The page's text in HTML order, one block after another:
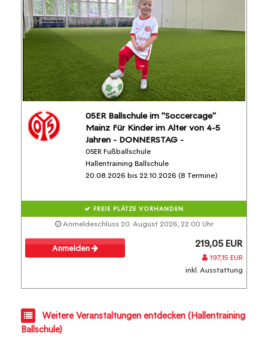
05ER Ballschule im "Soccercage"
Mainz Für Kinder im Alter von 4-5
Jahren - DONNERSTAG -
05ER Fußballschule
Hallentraining Ballschule
20.08.2026 bis 22.10.2026 (8 Termine)
FREIE PLÄTZE VORHANDEN
Anmeldeschluss 20. August 2026, 22:00 Uhr
Anmelden 219,05 EUR
197,15 EUR
inkl. Ausstattung
Weitere Veranstaltungen entdecken (Hallentraining
Ballschule)